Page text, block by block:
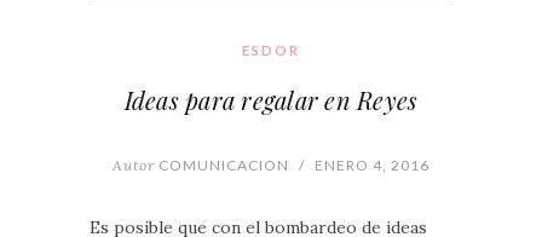
ESDOR
Ideas para regalar en Reyes
Autor COMUNICACION / ENERO 4, 2016
Es posible que con el bombardeo de ideas